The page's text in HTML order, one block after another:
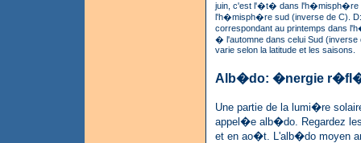
juin, c'est l'�t� dans l'h�misph�re
l'h�misph�re sud (inverse de C).
correspondant au printemps dans
� l'automne dans celui Sud (inverse
varie selon la latitude et les saisons.
Alb�do: �nergie
Une partie de la lumi�re
appel�e alb�do. Regardez
et en ao�t. L'alb�do moyen